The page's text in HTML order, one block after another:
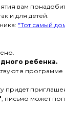
вам
и для детей.
"Тот самый
ребенка.
в программе
придет
, письмо может